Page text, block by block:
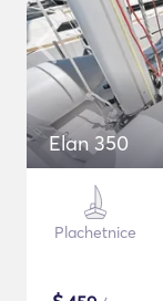
Elan 350
Plachetnice